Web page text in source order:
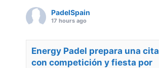
PadelSpain
17 hours ago
Energy Padel prepara una cita
con competición y fiesta por